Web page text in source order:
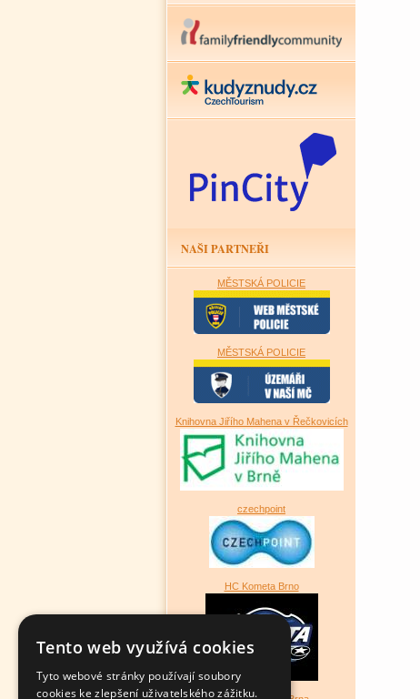
NAŠI PARTNEŘI
MĚSTSKÁ POLICIE
MĚSTSKÁ POLICIE
Knihovna Jiřího Mahena v Řečkovicích
czechpoint
HC Kometa Brno
Tento web využívá cookies
Tyto webové stránky používají soubory
cookies ke zlepšení uživatelského zážitku.